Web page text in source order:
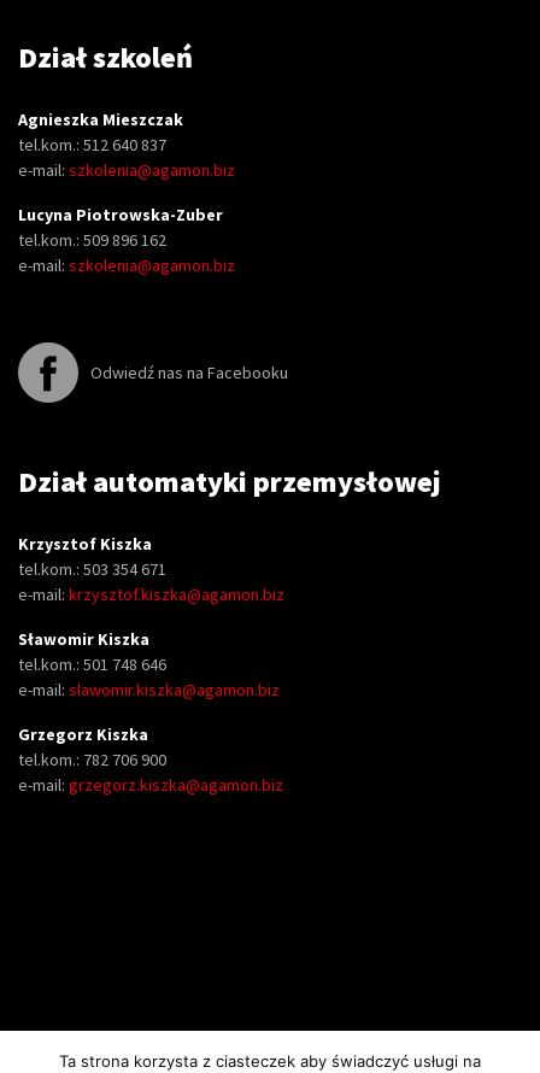
Dział szkoleń
Agnieszka Mieszczak
tel.kom.: 512 640 837
e-mail: szkolenia@agamon.biz
Lucyna Piotrowska-Zuber
tel.kom.: 509 896 162
e-mail: szkolenia@agamon.biz
Odwiedź nas na Facebooku
Dział automatyki przemysłowej
Krzysztof Kiszka
tel.kom.: 503 354 671
e-mail: krzysztof.kiszka@agamon.biz
Sławomir Kiszka
tel.kom.: 501 748 646
e-mail: slawomir.kiszka@agamon.biz
Grzegorz Kiszka
tel.kom.: 782 706 900
e-mail: grzegorz.kiszka@agamon.biz
Ta strona korzysta z ciasteczek aby świadczyć usługi na